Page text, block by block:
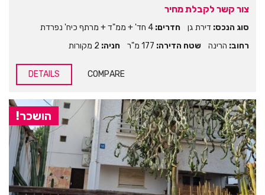
צור קשר לקבלת מחיר
סוג הנכס: דירת גן חדרים: 4 חד' + ממ"ד + מרתף כיח' נפרדת
רחוב: הרינה שטח הדירה: 177 מ"ר חניה: 2 מקורות
COMPARE
DETAILS
הושכר!